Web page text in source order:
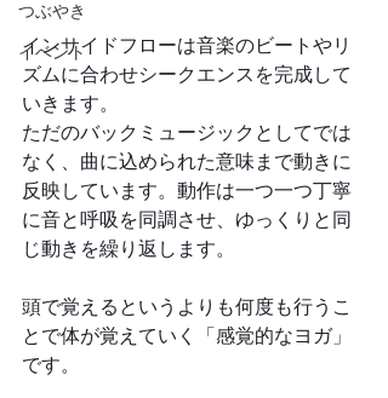
つぶやき
イベント
インサイドフローは音楽のビートやリ
ズムに合わせシークエンスを完成して
いきます。
ただのバックミュージックとしてでは
なく、曲に込められた意味まで動きに
反映しています。動作は一つ一つ丁寧
に音と呼吸を同調させ、ゆっくりと同
じ動きを繰り返します。
頭で覚えるというよりも何度も行うこ
とで体が覚えていく「感覚的なヨガ」
です。